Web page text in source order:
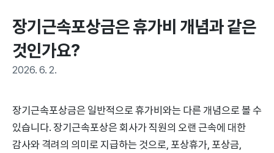
장기근속포상금은 휴가비 개념과 같은
것인가요?
2026. 6. 2.
장기근속포상금은 일반적으로 휴가비와는 다른 개념으로 볼 수
있습니다. 장기근속포상은 회사가 직원의 오랜 근속에 대한
감사와 격려의 의미로 지급하는 것으로, 포상휴가, 포상금,